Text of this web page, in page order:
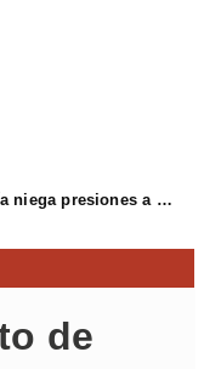
Ángel García niega presiones a comercios y asegura que el Ayuntamiento cumple "de manera muy rigurosa" la Ley de Contratos
de